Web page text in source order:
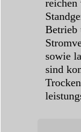
Betrieb
sowie
sind